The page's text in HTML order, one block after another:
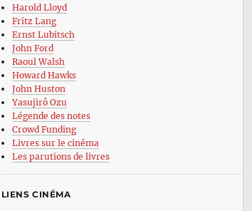
Harold Lloyd
Fritz Lang
Ernst Lubitsch
John Ford
Raoul Walsh
Howard Hawks
John Huston
Yasujirô Ozu
Légende des notes
Crowd Funding
Livres sur le cinéma
Les parutions de livres
LIENS CINÉMA